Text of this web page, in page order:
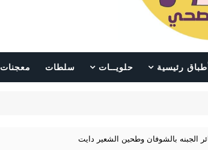
أطباق رئيسية حلويــات سلطات معجنات
الجبنه بالشوفان وطحين الشعير دايت